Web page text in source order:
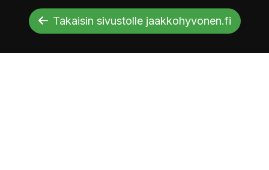
Takaisin sivustolle jaakkohyvonen.fi